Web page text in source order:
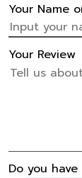
Your Name
Your Review
Do you